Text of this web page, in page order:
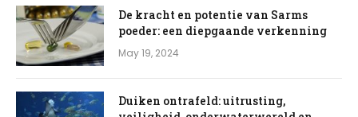
De kracht en potentie van Sarms
poeder: een diepgaande verkenning
May 19, 2024
Duiken ontrafeld: uitrusting,